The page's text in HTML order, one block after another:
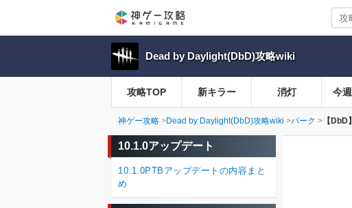
Dead by Daylight(DbD)攻略wiki
攻略TOP 新キラー 消灯 今
神ゲー攻略 Dead by Daylight(DbD)攻略wiki パーク 【
10.1.0アップデート
10.1.0PTBアップデートの内容まと
め